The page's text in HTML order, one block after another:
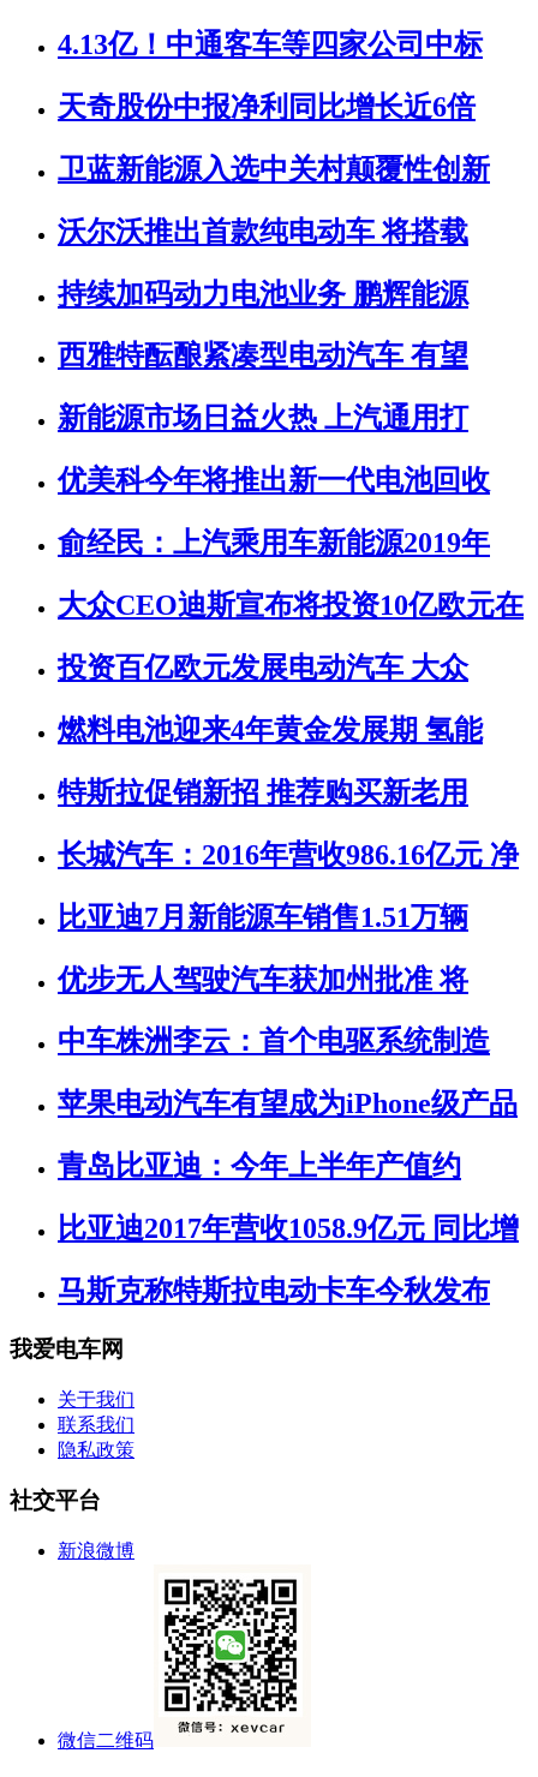
4.13亿！中通客车等四家公司中标
天奇股份中报净利同比增长近6倍
卫蓝新能源入选中关村颠覆性创新
沃尔沃推出首款纯电动车 将搭载
持续加码动力电池业务 鹏辉能源
西雅特酝酿紧凑型电动汽车 有望
新能源市场日益火热 上汽通用打
优美科今年将推出新一代电池回收
俞经民：上汽乘用车新能源2019年
大众CEO迪斯宣布将投资10亿欧元在
投资百亿欧元发展电动汽车 大众
燃料电池迎来4年黄金发展期 氢能
特斯拉促销新招 推荐购买新老用
长城汽车：2016年营收986.16亿元 净
比亚迪7月新能源车销售1.51万辆
优步无人驾驶汽车获加州批准 将
中车株洲李云：首个电驱系统制造
苹果电动汽车有望成为iPhone级产品
青岛比亚迪：今年上半年产值约
比亚迪2017年营收1058.9亿元 同比增
马斯克称特斯拉电动卡车今秋发布
我爱电车网
关于我们
联系我们
隐私政策
社交平台
新浪微博
微信二维码